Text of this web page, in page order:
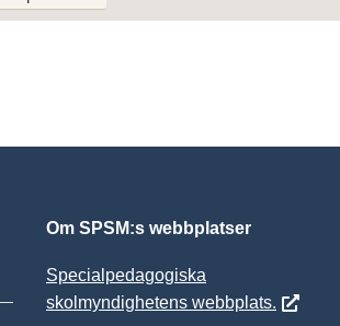
Om SPSM:s webbplatser
Specialpedagogiska
skolmyndighetens webbplats.